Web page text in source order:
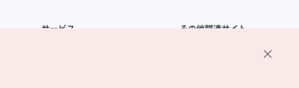
サービス その他関連サイト